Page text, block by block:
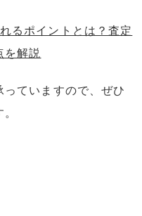
るポイントとは？査定
を解説
ていますので、ぜひ